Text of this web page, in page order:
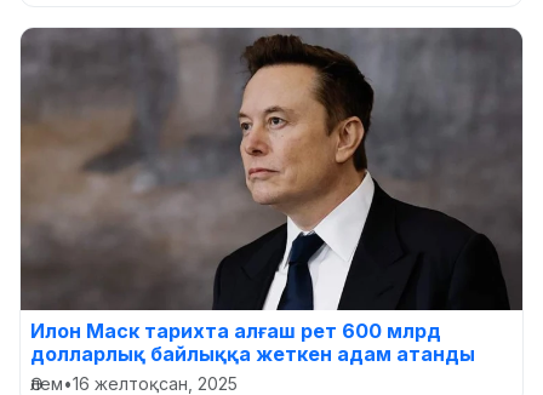
Илон Маск тарихта алғаш рет 600 млрд
долларлық байлыққа жеткен адам атанды
Әлем•16 желтоқсан, 2025